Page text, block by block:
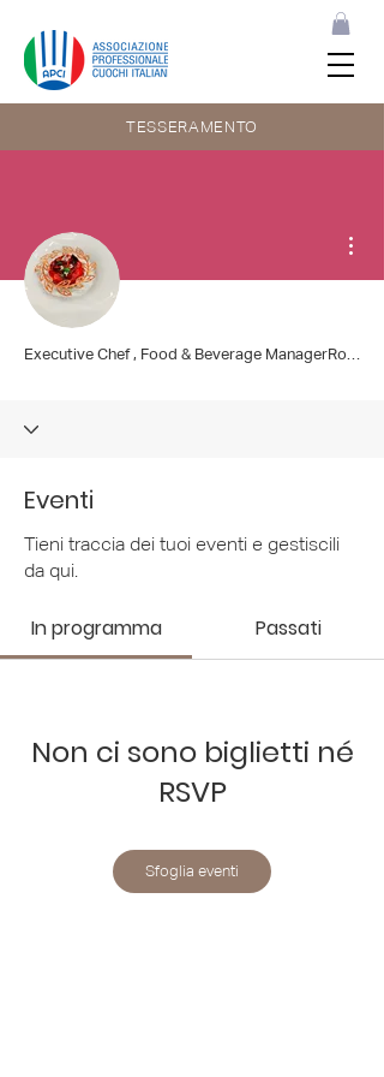
TESSERAMENTO
Executive Chef , Food & Beverage ManagerRoberto Iavarone
Eventi
Tieni traccia dei tuoi eventi e gestiscili
da qui.
In programma Passati
Non ci sono biglietti né
RSVP
Sfoglia eventi